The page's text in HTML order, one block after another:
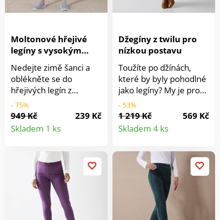
široké spektrum
nad rámec platných
norem. Lze prát v
pračce.
Moltonové hřejivé
legíny s vysokým
pasem
Nedejte zimě šanci a
oblékněte se do
hřejivých legín z
česaného moltonu!
Vysoký pas. Široký
pásek pro efekt
plochého bříška, s
Strečový materiál pro
volnost pohybu. Úzký
střih: diskrétní pod
kalhotami. Vnitřek z
česaného moltonu.
Standard 100 podle
- 75%
949 Kč
239 Kč
Skladem 1 ks
Detail
Džegíny z twilu pro
nízkou postavu
Toužíte po džínách,
které by byly pohodlné
jako legíny? My je pro
Vás máme! Džegíny z
pružného úpletu pro
volnost pohybu. Běžná
výška pasu. Úzký střih.
kapsy. Vzadu 2 našité
kapsy. Pružný pas. Z
pružného materiálu pro
absolutní volnost
pohybu. Navržené pro
postavu nižší než 165
- 53%
1 219 Kč
569 Kč
Skladem 4 ks
Detail